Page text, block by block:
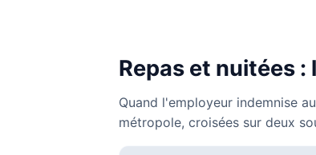
Repas et nuitées
Quand l'employeur indemnise
métropole, croisées sur deux